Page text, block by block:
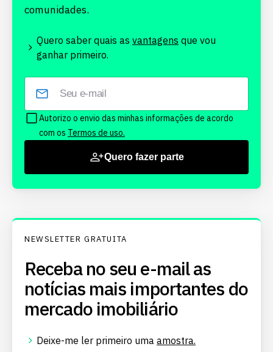
comunidades.
Quero saber quais as vantagens que vou
ganhar primeiro.
Autorizo o envio das minhas informações de acordo
com os Termos de uso.
Quero fazer parte
NEWSLETTER GRATUITA
Receba no seu e-mail as
notícias mais importantes do
mercado imobiliário
Deixe-me ler primeiro uma amostra.